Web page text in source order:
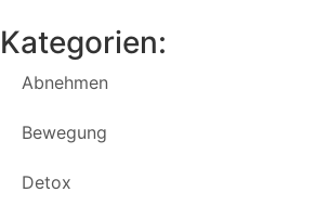
Kategorien:
Abnehmen
Bewegung
Detox